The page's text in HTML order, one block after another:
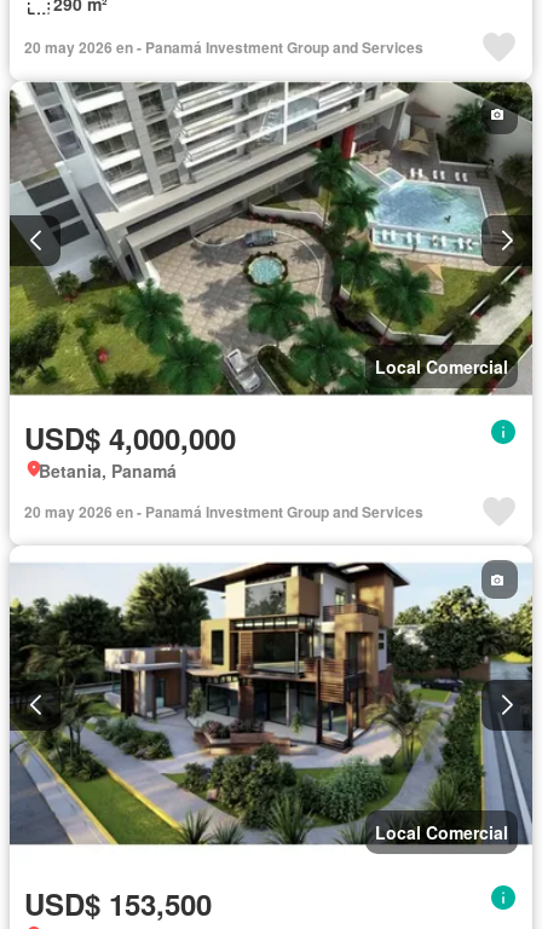
20 may 2026 en - Panamá Investment Group and Services
Local Comercial
USD$ 4,000,000
Betania, Panamá
20 may 2026 en - Panamá Investment Group and Services
Local Comercial
USD$ 153,500